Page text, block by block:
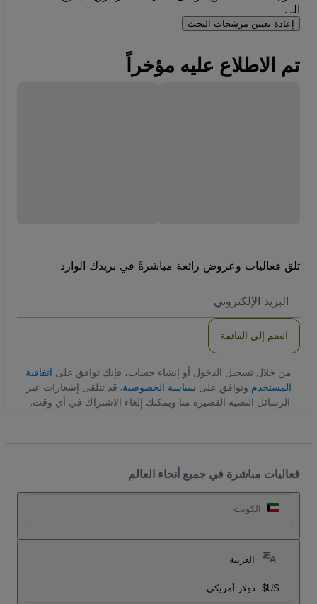
الـ .
إعادة تعيين مرشحات البحث
تم الاطلاع عليه مؤخراً
تلق فعاليات وعروض رائعة مباشرةً في بريدك الوارد
الاكتروني
انضم إلى القائمة
من خلال تسجيل الدخول أو إنشاء حساب، فإنك توافق على اتفاقية
المستخدم وتوافق على سياسة الخصوصية. قد تتلقى إشعارات عبر
الرسائل النصية القصيرة منا ويمكنك إلغاء الاشتراك في أي وقت.
فعاليات مباشرة في جميع أنحاء العالم
الكويت
العربية
US$ دولار أمريكي